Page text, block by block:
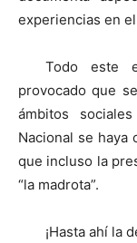
experiencias en
Todo este
provocado que
ámbitos
Nacional se haya
que incluso la
“la madrota”.
¡Hasta ahí la